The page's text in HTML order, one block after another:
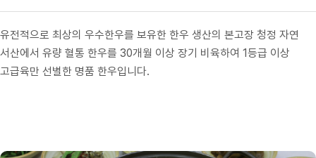
유전적으로 최상의 우수한우를 보유한 한우 생산의 본고장 청정 자연
서산에서 유량 혈통 한우를 30개월 이상 장기 비육하여 1등급 이상
고급육만 선별한 명품 한우입니다.